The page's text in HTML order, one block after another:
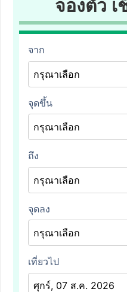
จองตั๋ว